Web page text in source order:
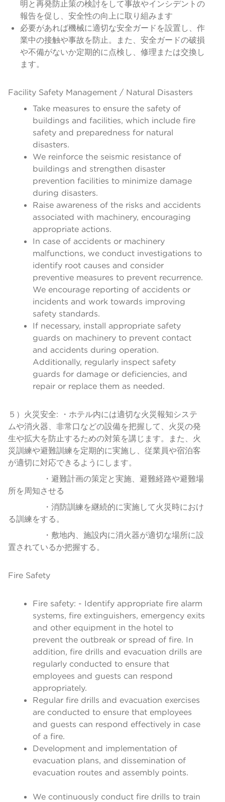
明と再発防止策の検討をして事故やインシデントの
報告を促し、安全性の向上に取り組みます
必要があれば機械に適切な安全ガードを設置し、作
業中の接触や事故を防止。また、安全ガードの破損
や不備がないか定期的に点検し、修理または交換し
ます。
Facility Safety Management / Natural Disasters
Take measures to ensure the safety of
buildings and facilities, which include fire
safety and preparedness for natural
disasters.
We reinforce the seismic resistance of
buildings and strengthen disaster
prevention facilities to minimize damage
during disasters.
Raise awareness of the risks and accidents
associated with machinery, encouraging
appropriate actions.
In case of accidents or machinery
malfunctions, we conduct investigations to
identify root causes and consider
preventive measures to prevent recurrence.
We encourage reporting of accidents or
incidents and work towards improving
safety standards.
If necessary, install appropriate safety
guards on machinery to prevent contact
and accidents during operation.
Additionally, regularly inspect safety
guards for damage or deficiencies, and
repair or replace them as needed.
５）火災安全: ・ホテル内には適切な火災報知システ
ムや消火器、非常口などの設備を把握して、火災の発
生や拡大を防止するための対策を講じます。また、火
災訓練や避難訓練を定期的に実施し、従業員や宿泊客
が適切に対応できるようにします。
・避難計画の策定と実施、避難経路や避難場
所を周知させる
・消防訓練を継続的に実施して火災時におけ
る訓練をする。
・敷地内、施設内に消火器が適切な場所に設
置されているか把握する。
Fire Safety
Fire safety: - Identify appropriate fire alarm
systems, fire extinguishers, emergency exits
and other equipment in the hotel to
prevent the outbreak or spread of fire. In
addition, fire drills and evacuation drills are
regularly conducted to ensure that
employees and guests can respond
appropriately.
Regular fire drills and evacuation exercises
are conducted to ensure that employees
and guests can respond effectively in case
of a fire.
Development and implementation of
evacuation plans, and dissemination of
evacuation routes and assembly points.
We continuously conduct fire drills to train